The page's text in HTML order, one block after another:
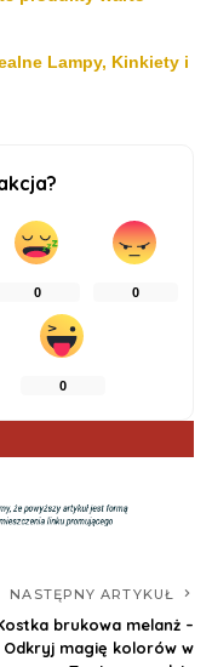
Lampy, Kinkiety i
0 0
0
NASTĘPNY ARTYKUŁ
brukowa melanż –
Odkryj magię kolorów w